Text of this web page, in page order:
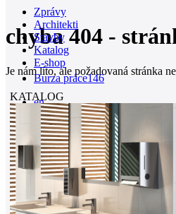
Zprávy
Architekti
Stavby
Katalog
E-shop
Burza práce146
en
0
chyba 404 -
Je nám líto, ale požadovaná stránka
KATALOG